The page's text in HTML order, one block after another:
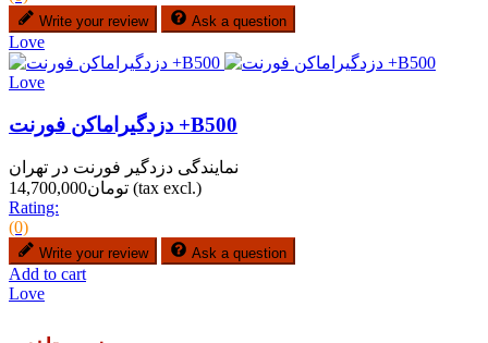
Write your review Ask a question
Love
Love
دزدگیراماکن فورنت +B500
نمایندگی دزدگیر فورنت در تهران
تومان14,700,000 (tax excl.)
Rating:
(0)
Write your review Ask a question
Add to cart
Love